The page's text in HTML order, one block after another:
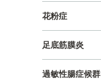
花粉症
足底筋膜炎
過敏性腸症候群